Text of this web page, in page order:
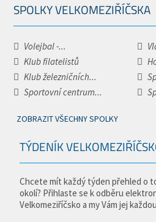
SPOLKY VELKOMEZIŘÍČSKA
Volejbal -...
Klub filatelistů
Klub železničních...
Sportovní centrum...
ZOBRAZIT VŠECHNY SPOLKY
TÝDENÍK
Chcete mít každý týden přehled o
okolí? Přihlaste se k odběru
Velkomeziříčsko a my Vám jej